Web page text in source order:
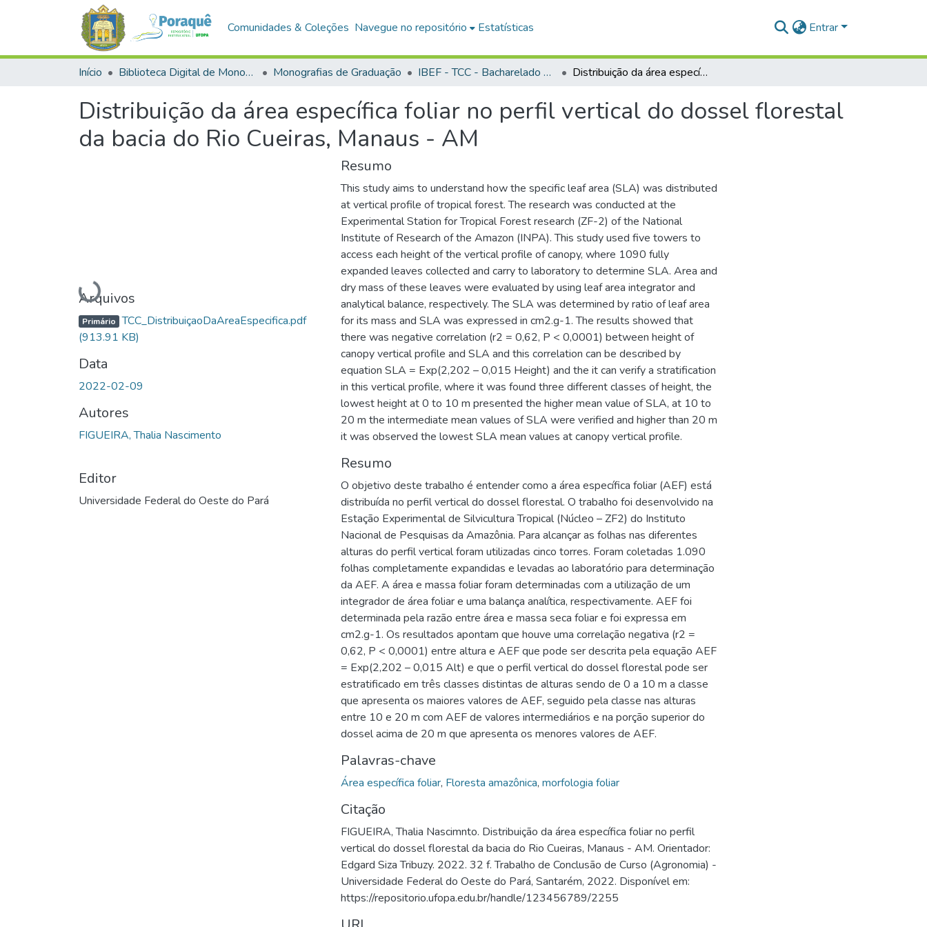
Comunidades & Coleções Navegue no repositório Estatísticas Entrar
Início Biblioteca Digital de Monografias (BDM) Monografias de Graduação IBEF - TCC - Bacharelado em Agronomia Distribuição da área específica foliar no perfil vertical do dossel florestal da bacia do Rio Cueiras, Manaus - AM
Distribuição da área específica foliar no perfil vertical do dossel florestal
da bacia do Rio Cueiras, Manaus - AM
Carregando...
Arquivos
Primário TCC_DistribuiçaoDaAreaEspecifica.pdf
(913.91 KB)
Data
2022-02-09
Autores
FIGUEIRA, Thalia Nascimento
Editor
Universidade Federal do Oeste do Pará
Resumo
This study aims to understand how the specific leaf area (SLA) was distributed
at vertical profile of tropical forest. The research was conducted at the
Experimental Station for Tropical Forest research (ZF-2) of the National
Institute of Research of the Amazon (INPA). This study used five towers to
access each height of the vertical profile of canopy, where 1090 fully
expanded leaves collected and carry to laboratory to determine SLA. Area and
dry mass of these leaves were evaluated by using leaf area integrator and
analytical balance, respectively. The SLA was determined by ratio of leaf area
for its mass and SLA was expressed in cm2.g-1. The results showed that
there was negative correlation (r2 = 0,62, P < 0,0001) between height of
canopy vertical profile and SLA and this correlation can be described by
equation SLA = Exp(2,202 – 0,015 Height) and the it can verify a stratification
in this vertical profile, where it was found three different classes of height, the
lowest height at 0 to 10 m presented the higher mean value of SLA, at 10 to
20 m the intermediate mean values of SLA were verified and higher than 20 m
it was observed the lowest SLA mean values at canopy vertical profile.
Resumo
O objetivo deste trabalho é entender como a área específica foliar (AEF) está
distribuída no perfil vertical do dossel florestal. O trabalho foi desenvolvido na
Estação Experimental de Silvicultura Tropical (Núcleo – ZF2) do Instituto
Nacional de Pesquisas da Amazônia. Para alcançar as folhas nas diferentes
alturas do perfil vertical foram utilizadas cinco torres. Foram coletadas 1.090
folhas completamente expandidas e levadas ao laboratório para determinação
da AEF. A área e massa foliar foram determinadas com a utilização de um
integrador de área foliar e uma balança analítica, respectivamente. AEF foi
determinada pela razão entre área e massa seca foliar e foi expressa em
cm2.g-1. Os resultados apontam que houve uma correlação negativa (r2 =
0,62, P < 0,0001) entre altura e AEF que pode ser descrita pela equação AEF
= Exp(2,202 – 0,015 Alt) e que o perfil vertical do dossel florestal pode ser
estratificado em três classes distintas de alturas sendo de 0 a 10 m a classe
que apresenta os maiores valores de AEF, seguido pela classe nas alturas
entre 10 e 20 m com AEF de valores intermediários e na porção superior do
dossel acima de 20 m que apresenta os menores valores de AEF.
Palavras-chave
Área específica foliar, Floresta amazônica, morfologia foliar
Citação
FIGUEIRA, Thalia Nascimnto. Distribuição da área específica foliar no perfil
vertical do dossel florestal da bacia do Rio Cueiras, Manaus - AM. Orientador:
Edgard Siza Tribuzy. 2022. 32 f. Trabalho de Conclusão de Curso (Agronomia) -
Universidade Federal do Oeste do Pará, Santarém, 2022. Disponível em:
https://repositorio.ufopa.edu.br/handle/123456789/2255